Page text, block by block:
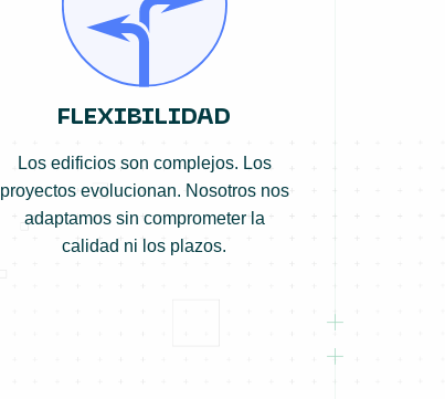
FLEXIBILIDAD
Los edificios son complejos. Los
proyectos evolucionan. Nosotros nos
adaptamos sin comprometer la
calidad ni los plazos.